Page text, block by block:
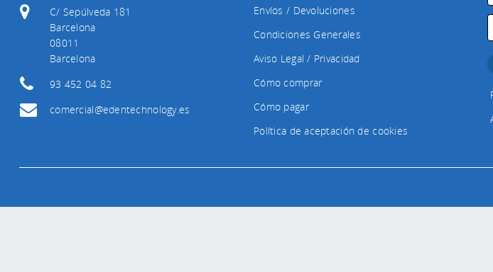
C/ Sepúlveda 181
Barcelona
08011
Barcelona
93 452 04 82
comercial@edentechnology.es
Envíos / Devoluciones
Condiciones Generales
Aviso Legal / Privacidad
Cómo comprar
Cómo pagar
Política de aceptación de cookies